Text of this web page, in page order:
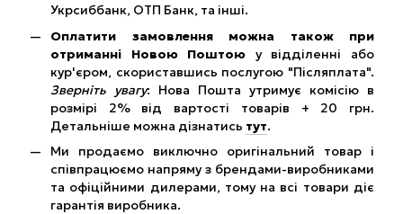
Укрсиббанк, ОТП Банк, та інші.
Оплатити замовлення можна також при
отриманні Новою Поштою у відділенні або
кур'єром, скориставшись послугою "Післяплата".
Зверніть увагу: Нова Пошта утримує комісію в
розмірі 2% від вартості товарів + 20 грн.
Детальніше можна дізнатись тут.
Ми продаємо виключно оригінальний товар і
співпрацюємо напряму з брендами-виробниками
та офіційними дилерами, тому на всі товари діє
гарантія виробника.